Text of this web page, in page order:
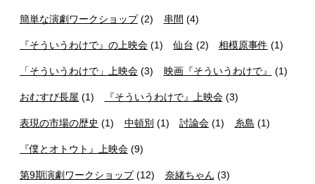
簡単な演劇ワークショップ(2) 串間 (4)
『そういうわけで』の上映会 (1) 仙台 (2) 相模原事件 (1)
「そういうわけで」上映会 (3) 映画『そういうわけで』 (1)
おむすび長屋 (1) 『そういうわけで』上映会(3)
表現の市場の歴史 (1) 中頓別 (1) 討論会 (1) 糸島 (1)
『僕とオトウト』上映会 (9)
第9期演劇ワークショップ(12) 奈緒ちゃん (3)